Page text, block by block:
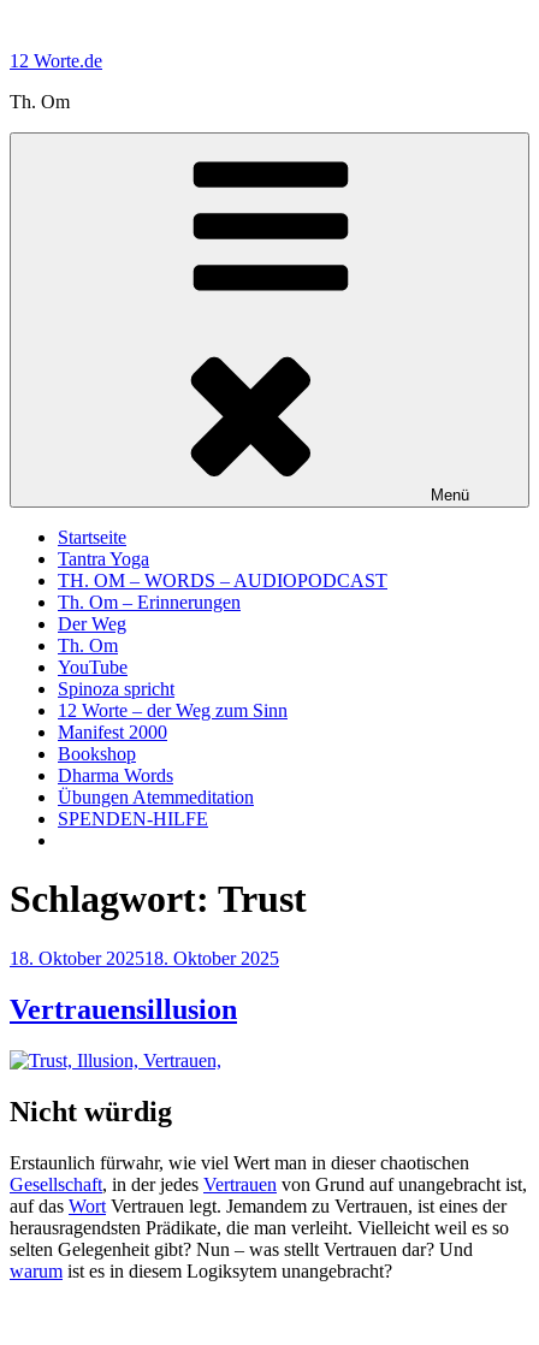
springen
12 Worte.de
Th. Om
Menü
Startseite
Tantra Yoga
TH. OM – WORDS – AUDIOPODCAST
Th. Om – Erinnerungen
Der Weg
Th. Om
YouTube
Spinoza spricht
12 Worte – der Weg zum Sinn
Manifest 2000
Bookshop
Dharma Words
Übungen Atemmeditation
SPENDEN-HILFE
Schlagwort: Trust
Veröffentlicht
18. Oktober 202518. Oktober 2025
Vertrauensillusion
Nicht würdig
Erstaunlich fürwahr, wie viel Wert man in dieser chaotischen
Gesellschaft, in der jedes Vertrauen von Grund auf unangebracht ist,
auf das Wort Vertrauen legt. Jemandem zu Vertrauen, ist eines der
herausragendsten Prädikate, die man verleiht. Vielleicht weil es so
selten Gelegenheit gibt? Nun – was stellt Vertrauen dar? Und
warum ist es in diesem Logiksytem unangebracht?